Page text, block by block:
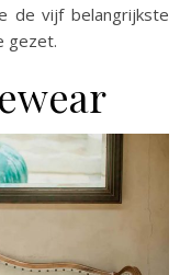
de vijf belangrijkste
gezet.